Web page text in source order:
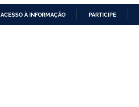
ACESSO À INFORMAÇÃO PARTICIPE